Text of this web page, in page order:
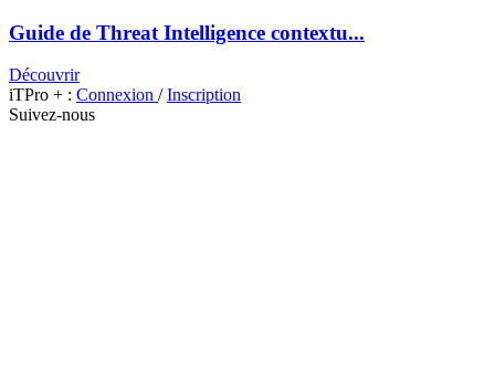
Guide de Threat Intelligence contextu...
Découvrir
iTPro + : Connexion /Inscription
Suivez-nous